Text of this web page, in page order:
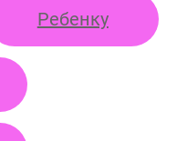
Ребенку